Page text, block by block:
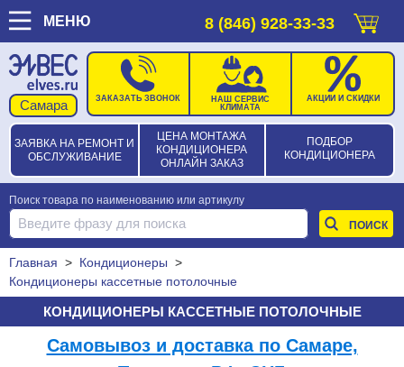
МЕНЮ 8 (846) 928-33-33
ЗАЯВКА НА РЕМОНТ И
ОБСЛУЖИВАНИЕ
ЦЕНА МОНТАЖА
КОНДИЦИОНЕРА
ОНЛАЙН ЗАКАЗ
ПОДБОР
КОНДИЦИОНЕРА
ЗАКАЗАТЬ ЗВОНОК
НАШ СЕРВИС
КЛИМАТА
АКЦИИ И СКИДКИ
Поиск товара по наименованию или артикулу
Главная > Кондиционеры >
Кондиционеры кассетные потолочные
КОНДИЦИОНЕРЫ КАССЕТНЫЕ ПОТОЛОЧНЫЕ
Самовывоз и доставка по Самаре,